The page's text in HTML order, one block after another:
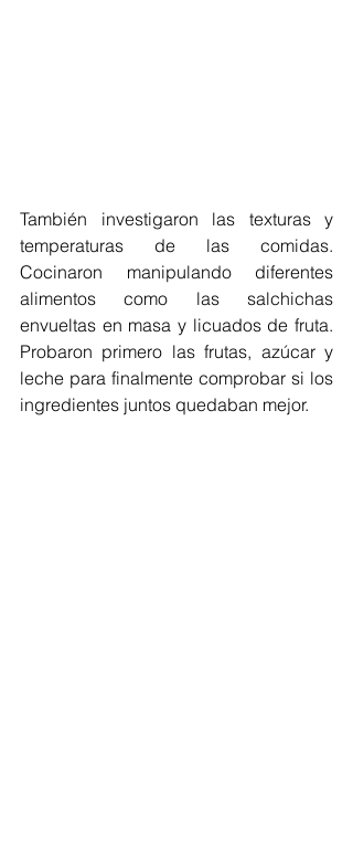
También investigaron las texturas y
temperaturas de las comidas.
Cocinaron manipulando diferentes
alimentos como las salchichas
envueltas en masa y licuados de fruta.
Probaron primero las frutas, azúcar y
leche para finalmente comprobar si los
ingredientes juntos quedaban mejor.